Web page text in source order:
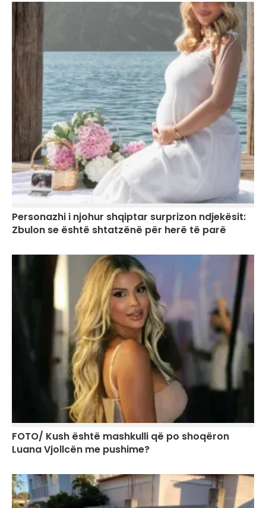
Personazhi i njohur shqiptar surprizon ndjekësit:
Zbulon se është shtatzënë për herë të parë
FOTO/ Kush është mashkulli që po shoqëron
Luana Vjollcën me pushime?